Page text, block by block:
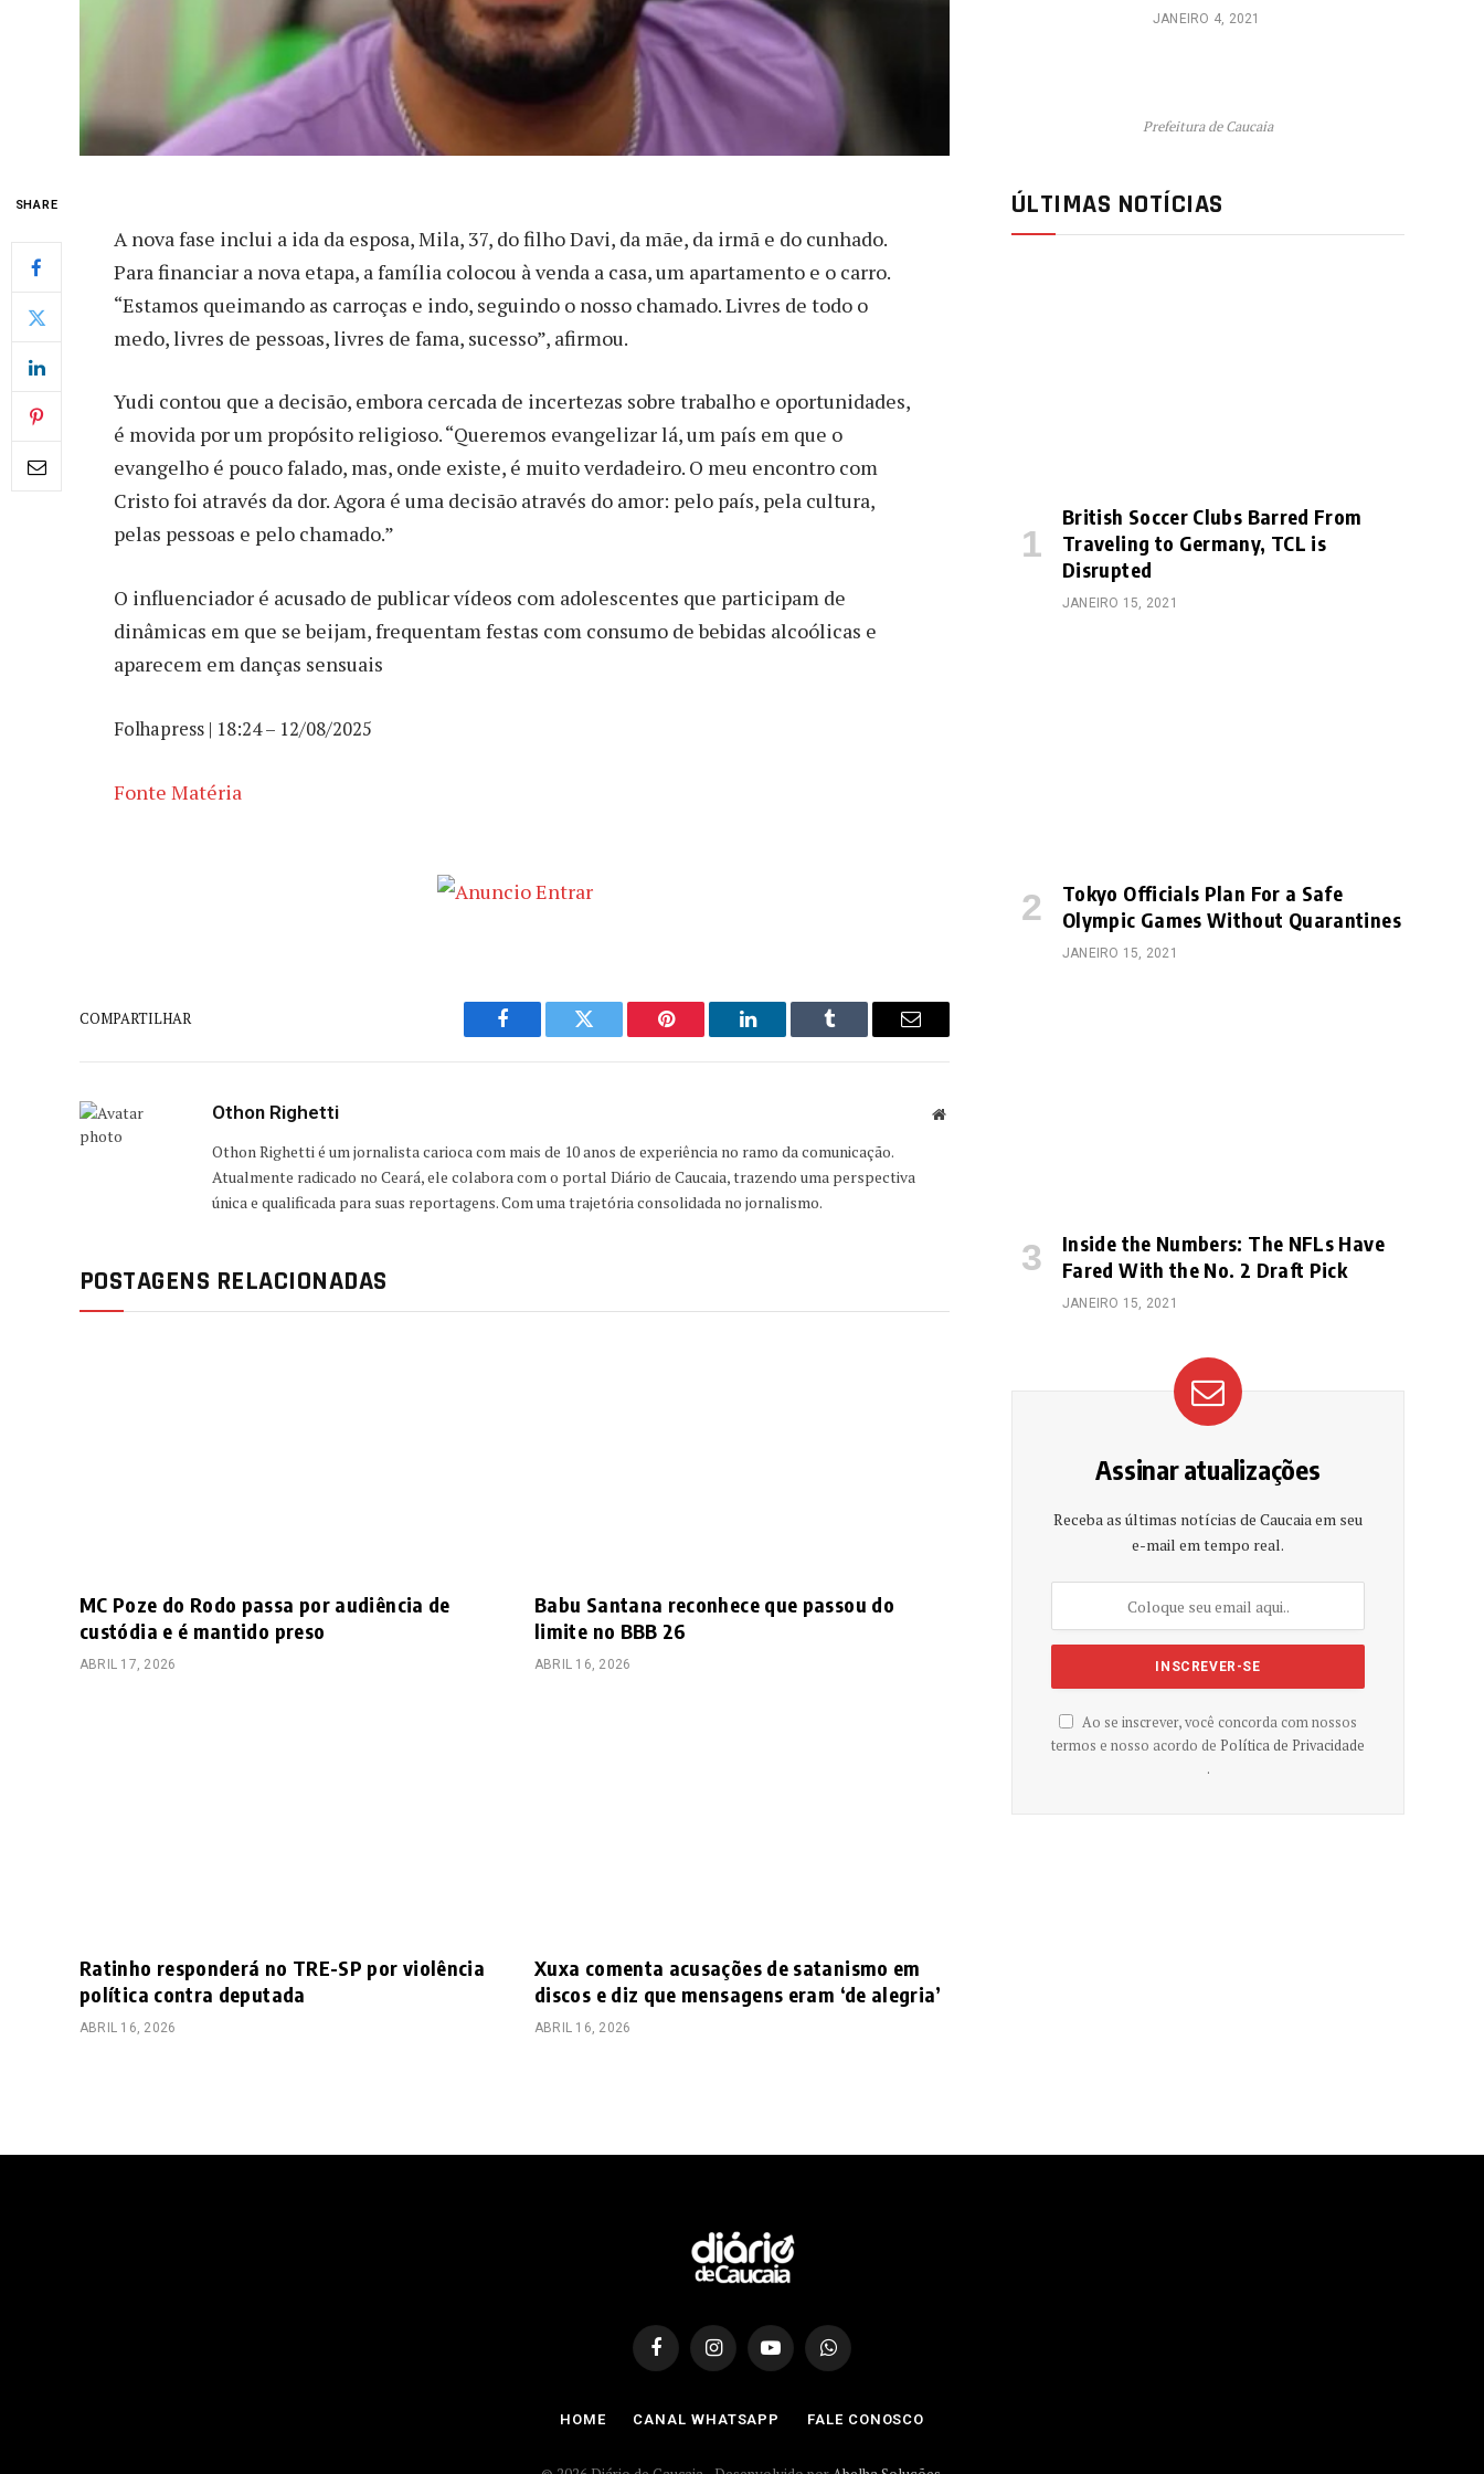
SHARE
A nova fase inclui a ida da esposa, Mila, 37, do filho Davi, da mãe, da irmã e do cunhado.
Para financiar a nova etapa, a família colocou à venda a casa, um apartamento e o carro.
“Estamos queimando as carroças e indo, seguindo o nosso chamado. Livres de todo o
medo, livres de pessoas, livres de fama, sucesso”, afirmou.
Yudi contou que a decisão, embora cercada de incertezas sobre trabalho e oportunidades,
é movida por um propósito religioso. “Queremos evangelizar lá, um país em que o
evangelho é pouco falado, mas, onde existe, é muito verdadeiro. O meu encontro com
Cristo foi através da dor. Agora é uma decisão através do amor: pelo país, pela cultura,
pelas pessoas e pelo chamado.”
O influenciador é acusado de publicar vídeos com adolescentes que participam de
dinâmicas em que se beijam, frequentam festas com consumo de bebidas alcoólicas e
aparecem em danças sensuais
Folhapress | 18:24 – 12/08/2025
Fonte Matéria
COMPARTILHAR
Facebook Twitter Pinterest LinkedIn Tumblr Email
Othon Righetti Website
Othon Righetti é um jornalista carioca com mais de 10 anos de experiência no ramo da comunicação.
Atualmente radicado no Ceará, ele colabora com o portal Diário de Caucaia, trazendo uma perspectiva
única e qualificada para suas reportagens. Com uma trajetória consolidada no jornalismo.
POSTAGENS RELACIONADAS
MC Poze do Rodo passa por audiência de
custódia e é mantido preso
ABRIL 17, 2026
Babu Santana reconhece que passou do
limite no BBB 26
ABRIL 16, 2026
Ratinho responderá no TRE-SP por violência
política contra deputada
ABRIL 16, 2026
Xuxa comenta acusações de satanismo em
discos e diz que mensagens eram ‘de alegria’
ABRIL 16, 2026
JANEIRO 4, 2021
Prefeitura de Caucaia
ÚLTIMAS NOTÍCIAS
British Soccer Clubs Barred From
Traveling to Germany, TCL is
Disrupted
JANEIRO 15, 2021
Tokyo Officials Plan For a Safe
Olympic Games Without Quarantines
JANEIRO 15, 2021
Inside the Numbers: The NFLs Have
Fared With the No. 2 Draft Pick
JANEIRO 15, 2021
Assinar atualizações
Receba as últimas notícias de Caucaia em seu
e-mail em tempo real.
Ao se inscrever, você concorda com nossos
termos e nosso acordo de Política de Privacidade
.
FacebookInstagramYouTubeWhatsApp
HOME CANAL WHATSAPP FALE CONOSCO